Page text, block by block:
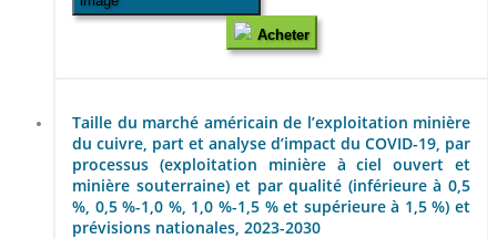
Acheter
Taille du marché américain de l’exploitation minière
du cuivre, part et analyse d’impact du COVID-19, par
processus (exploitation minière à ciel ouvert et
minière souterraine) et par qualité (inférieure à 0,5
%, 0,5 %-1,0 %, 1,0 %-1,5 % et supérieure à 1,5 %) et
prévisions nationales, 2023-2030